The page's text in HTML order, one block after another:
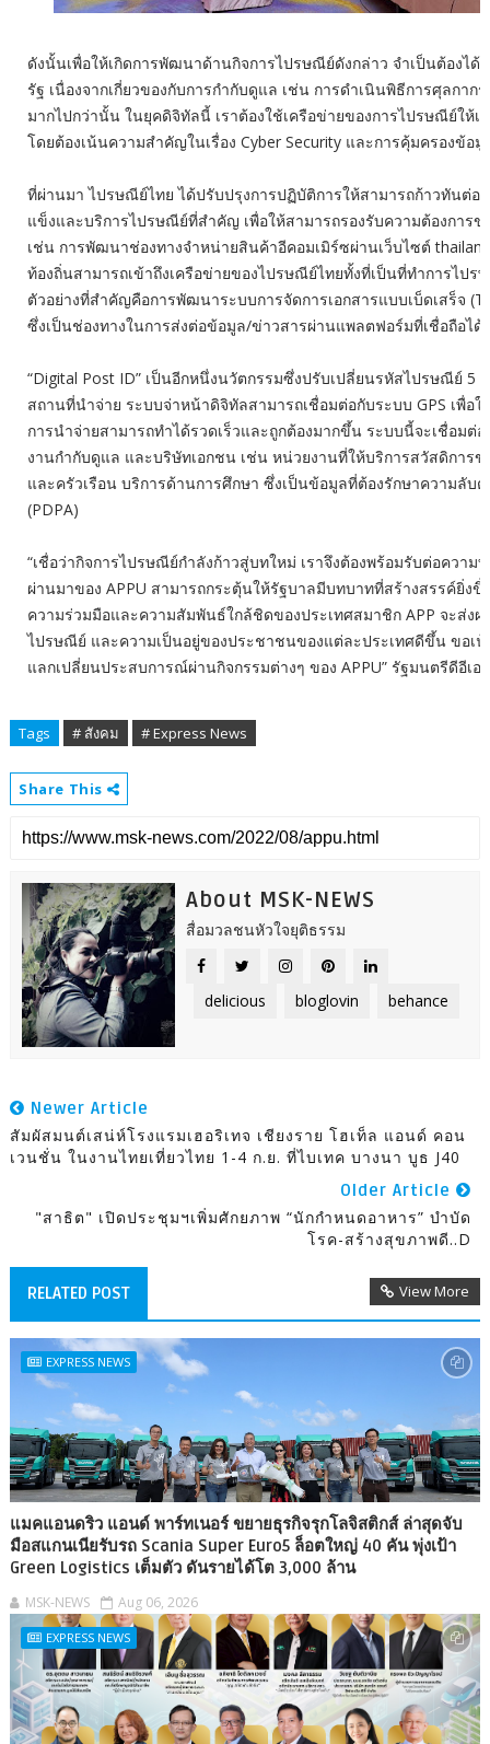
ดังนั้นเพื่อให้เกิดการพัฒนาด้านกิจการไปรษณีย์ดังกล่าว จำเป็นต้องไ
รัฐ เนื่องจากเกี่ยวของกับการกำกับดูแล เช่น การดำเนินพิธีการศุลก
มากไปกว่านั้น ในยุคดิจิทัลนี้ เราต้องใช้เครือข่ายของการไปรษณีย์ให้
โดยต้องเน้นความสำคัญในเรื่อง Cyber Security และการคุ้มครองข้อ
ที่ผ่านมา ไปรษณีย์ไทย ได้ปรับปรุงการปฏิบัติการให้สามารถก้าวทันต่
แข็งและบริการไปรษณีย์ที่สำคัญ เพื่อให้สามารถรองรับความต้องการ
เช่น การพัฒนาช่องทางจำหน่ายสินค้าอีคอมเมิร์ซผ่านเว็บไซต์
ท้องถิ่นสามารถเข้าถึงเครือข่ายของไปรษณีย์ไทยทั้งที่เป็นที่ทำการไป
ตัวอย่างที่สำคัญคือการพัฒนาระบบการจัดการเอกสารแบบเบ็ดเสร็จ
ซึ่งเป็นช่องทางในการส่งต่อข้อมูล/ข่าวสารผ่านแพลตฟอร์มที่เชื่อถือได้
“Digital Post ID” เป็นอีกหนึ่งนวัตกรรมซึ่งปรับเปลี่ยนรหัสไปรษณีย์ 5
สถานที่นำจ่าย ระบบจ่าหน้าดิจิทัลสามารถเชื่อมต่อกับระบบ GPS เพื่อ
การนำจ่ายสามารถทำได้รวดเร็วและถูกต้องมากขึ้น ระบบนี้จะเชื่อม
งานกำกับดูแล และบริษัทเอกชน เช่น หน่วยงานที่ให้บริการสวัสดิการ
และครัวเรือน บริการด้านการศึกษา ซึ่งเป็นข้อมูลที่ต้องรักษาความลั
(PDPA)
“เชื่อว่ากิจการไปรษณีย์กำลังก้าวสู่บทใหม่ เราจึงต้องพร้อมรับต่อควา
ผ่านมาของ APPU สามารถกระตุ้นให้รัฐบาลมีบทบาทที่สร้างสรรค์ยิ่ง
ความร่วมมือและความสัมพันธ์ใกล้ชิดของประเทศสมาชิก APP จะส่งผ
ไปรษณีย์ และความเป็นอยู่ของประชาชนของแต่ละประเทศดีขึ้น ขอเ
แลกเปลี่ยนประสบการณ์ผ่านกิจกรรมต่างๆ ของ APPU” รัฐมนตรีดีอีเอ
Tags # สังคม # Express News
Share This
About MSK-NEWS
สื่อมวลชนหัวใจยุติธรรม
delicious bloglovin behance
Newer Article
สัมผัสมนต์เสน่ห์โรงแรมเฮอริเทจ เชียงราย โฮเท็ล แอนด์ คอน
เวนชั่น ในงานไทยเที่ยวไทย 1-4 ก.ย. ที่ไบเทค บางนา บูธ J40
Older Article
"สาธิต" เปิดประชุมฯเพิ่มศักยภาพ “นักกำหนดอาหาร” บำบัด
โรค-สร้างสุขภาพดี..D
RELATED POST View More
EXPRESS NEWS
แมคแอนดริว แอนด์ พาร์ทเนอร์ ขยายธุรกิจรุกโลจิสติกส์ ล่าสุดจับ
มือสแกนเนียรับรถ Scania Super Euro5 ล็อตใหญ่ 40 คัน พุ่งเป้า
Green Logistics เต็มตัว ดันรายได้โต 3,000 ล้าน
MSK-NEWS Aug 06, 2026
EXPRESS NEWS